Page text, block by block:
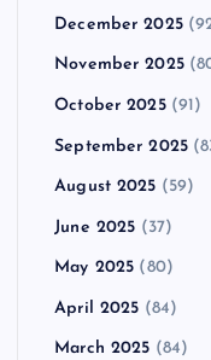
December 2025
November 2025
October 2025(91)
September 2025
August 2025 (59)
June 2025 (37)
May 2025 (80)
April 2025 (84)
March 2025 (84)